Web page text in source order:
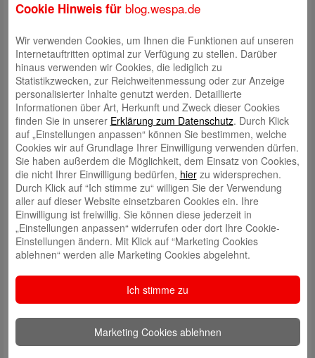
Viola Ahlf, Reitverein Bülkau u.U.e.V. – Reiten
Cora Gerdts, VFL Wingst – Schwimmen
Tamina Heller, TV Langen v. 1908 e.V. – Leichtathletik
Foto (Ralf Masorat) v. l. n. r.:
Annette Butzke, WESPA, Viola Ahlf, Ian Kohls, Henry Hagenah, Cora
Gerdts, Tamina Heller, Rüdiger Sauer, Vorsitzender Kreissportbund
Cuxhaven e.V.
Seestadt Bremerhaven
Rani Wienbeck, SFL Bremerhaven – Karate
Cookie Hinweis für blog.wespa.de
Wir verwenden Cookies, um Ihnen die Funktionen auf unseren
Internetauftritten optimal zur Verfügung zu stellen. Darüber
hinaus verwenden wir Cookies, die lediglich zu
Statistikzwecken, zur Reichweitenmessung oder zur Anzeige
personalisierter Inhalte genutzt werden. Detaillierte
Informationen über Art, Herkunft und Zweck dieser Cookies
finden Sie in unserer Erklärung zum Datenschutz. Durch Klick
auf „Einstellungen anpassen“ können Sie bestimmen, welche
Cookies wir auf Grundlage Ihrer Einwilligung verwenden dürfen.
Sie haben außerdem die Möglichkeit, dem Einsatz von Cookies,
die nicht Ihrer Einwilligung bedürfen, hierzu widersprechen.
Durch Klick auf “Ich stimme zu“ willigen Sie der Verwendung
aller auf dieser Website einsetzbaren Cookies ein. Ihre
Einwilligung ist freiwillig. Sie können diese jederzeit in
„Einstellungen anpassen“ widerrufen oder dort Ihre Cookie-
Einstellungen ändern. Mit Klick auf “Marketing Cookies
ablehnen“ werden alle Marketing Cookies abgelehnt.
Ich stimme zu
Marketing Cookies ablehnen